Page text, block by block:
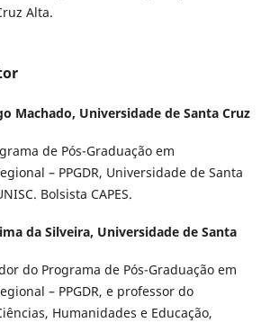
Alta.
Machado, Universidade de Santa Cruz
de Pós-Graduação em
– PPGDR, Universidade de Santa
Bolsista CAPES.
da Silveira, Universidade de Santa
do Programa de Pós-Graduação em
– PPGDR, e professor do
Humanidades e Educação,